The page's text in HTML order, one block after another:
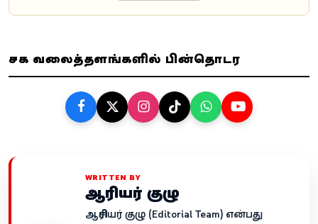
சமூக வலைத்தளங்களில் பின்தொடர
WRITTEN BY
ஆசிரியர் குழு
ஆசிரியர் குழு (Editorial Team) என்பது